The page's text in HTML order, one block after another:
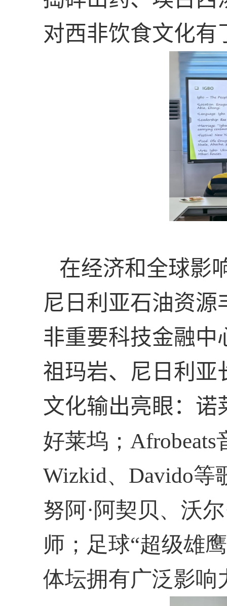
对西非饮食文化有
在经济和全球影
尼日利亚石油资源
非重要科技金融中
祖玛岩、尼日利亚
文化输出亮眼：诺
好莱坞； Afrobeats
Wizkid、 Davido等
努阿· 阿契贝、沃尔
师；足球“超级雄
体坛拥有广泛影响